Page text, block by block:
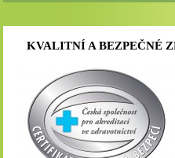
KVALITNÍ A BEZPEČNÉ